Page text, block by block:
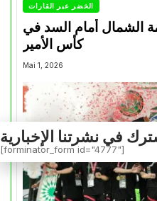
الخضر عبر القارات
الشمال أمام السد في
كأس الأمير
Mai 1, 2026
[forminator_form id="4777"]